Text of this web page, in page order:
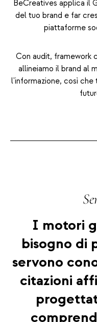
BeCreatives applica il
del tuo brand e far
piattaforme
Con audit, framework
allineiamo il brand al
l'informazione, così
I motori
bisogno di
servono
citazioni